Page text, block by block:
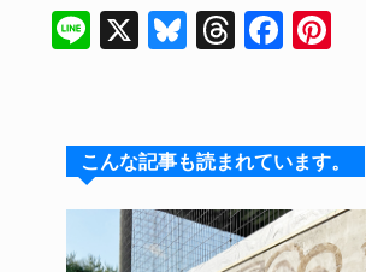
Li
n
X Bl
u
s
k
y
T
hr
a
d
s
F
a
e
b
o
re
st
こんな記事も読まれています。